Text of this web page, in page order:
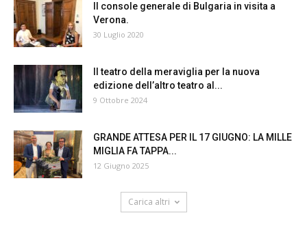
Il console generale di Bulgaria in visita a
Verona.
30 Luglio 2020
Il teatro della meraviglia per la nuova
edizione dell’altro teatro al...
9 Ottobre 2024
GRANDE ATTESA PER IL 17 GIUGNO: LA MILLE
MIGLIA FA TAPPA...
12 Giugno 2025
Carica altri